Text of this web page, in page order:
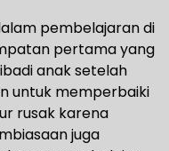
pembelajaran di
pertama yang
anak setelah
untuk memperbaiki
rusak karena
juga